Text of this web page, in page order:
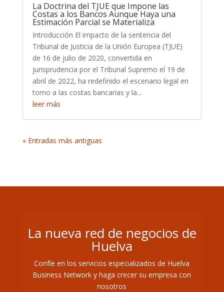
La Doctrina del TJUE que Impone las
Costas a los Bancos Aunque Haya una
Estimación Parcial se Materializa
Introducción El impacto de la sentencia del
Tribunal de Justicia de la Unión Europea (TJUE)
de 16 de julio de 2020, convertida en
jurisprudencia por el Tribunal Supremo el 19 de
abril de 2022, ha redefinido el escenario legal en
torno a las costas bancarias y la...
leer más
« Entradas más antiguas
La nueva red de negocios de
Huelva
Confíe en los servicios especializados de Huelva
Business Network y haga crecer su empresa con
nosotros